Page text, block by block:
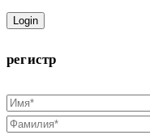
Login
регистр